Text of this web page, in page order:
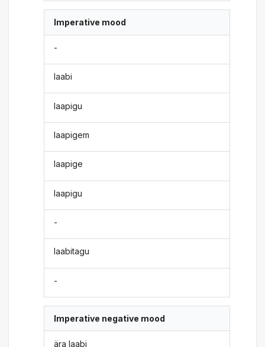
Imperative mood
-
laabi
laapigu
laapigem
laapige
laapigu
-
laabitagu
-
Imperative negative mood
ära laabi